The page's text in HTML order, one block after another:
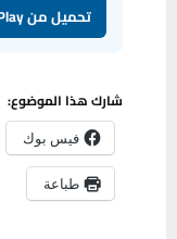
تحميل من Google Play
شارك هذا الموضوع:
فيس بوك
طباعة